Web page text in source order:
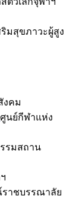
ริมสุขภาวะผู้สูง
งคม
ศูนย์กีฬาแห่ง
รมสถาน
าชบรรณาลัย